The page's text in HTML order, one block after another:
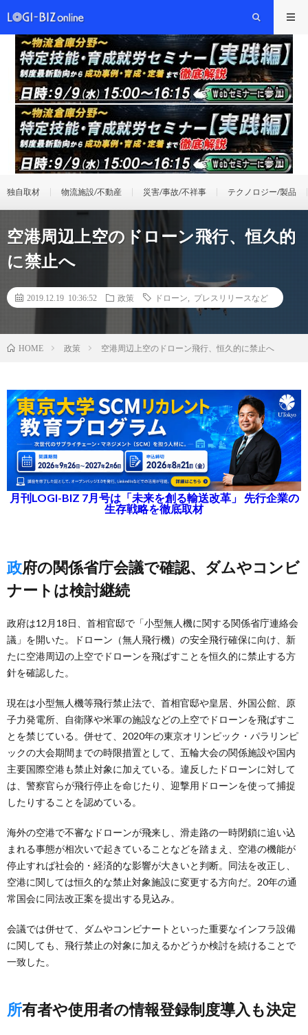
独自取材 物流施設/不動産 災害/事故/不祥事 テクノロジー/製品
空港周辺上空のドローン飛行、恒久的
に禁止へ
2019.12.19 10:36:52 政策 ドローン プレスリリースなど
HOME 政策 空港周辺上空のドローン飛行、恒久的に禁止へ
月刊LOGI-BIZ 7月号は「未来を創る輸送改革」 先行企業の
生存戦略を徹底取材
政府の関係省庁会議で確認、ダムやコンビ
ナートは検討継続
政府は12月18日、首相官邸で「小型無人機に関する関係省庁連絡会
議」を開いた。ドローン（無人飛行機）の安全飛行確保に向け、新
たに空港周辺の上空でドローンを飛ばすことを恒久的に禁止する方
針を確認した。
現在は小型無人機等飛行禁止法で、首相官邸や皇居、外国公館、原
子力発電所、自衛隊や米軍の施設などの上空でドローンを飛ばすこ
とを禁じている。併せて、2020年の東京オリンピック・パラリンピ
ックの大会期間までの時限措置として、五輪大会の関係施設や国内
主要国際空港も禁止対象に加えている。違反したドローンに対して
は、警察官らが飛行停止を命じたり、迎撃用ドローンを使って捕捉
したりすることを認めている。
海外の空港で不審なドローンが飛来し、滑走路の一時閉鎖に追い込
まれる事態が相次いで起きていることなどを踏まえ、空港の機能が
停止すれば社会的・経済的な影響が大きいと判断。同法を改正し、
空港に関しては恒久的な禁止対象施設に変更する方向だ。20年の通
常国会に同法改正案を提出する見込み。
会議では併せて、ダムやコンビナートといった重要なインフラ設備
に関しても、飛行禁止の対象に加えるかどうか検討を続けることで
一致した。
所有者や使用者の情報登録制度導入も決定